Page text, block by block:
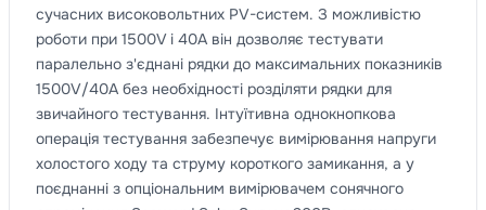
сучасних високовольтних PV-систем. З можливістю
роботи при 1500V і 40A він дозволяє тестувати
паралельно з'єднані рядки до максимальних показників
1500V/40A без необхідності розділяти рядки для
звичайного тестування. Інтуїтивна однокнопкова
операція тестування забезпечує вимірювання напруги
холостого ходу та струму короткого замикання, а у
поєднанні з опціональним вимірювачем сонячного